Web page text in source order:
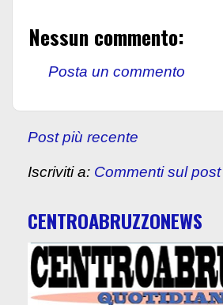
Nessun commento:
Posta un commento
Post più recente
Iscriviti a: Commenti sul
CENTROABRUZZONEWS